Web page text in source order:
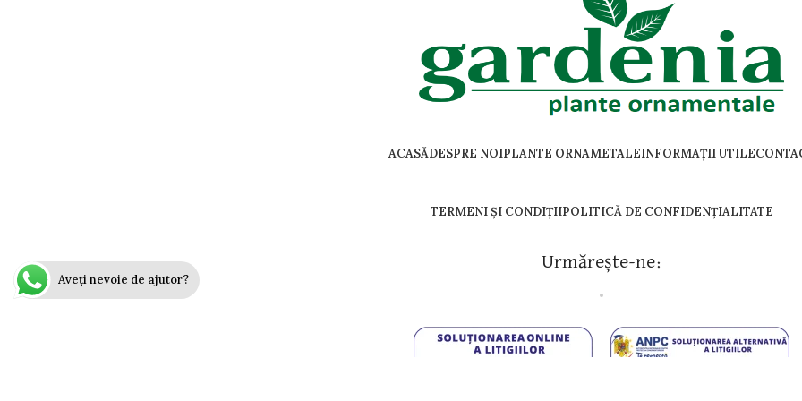
ACASĂDESPRE NOIPLANTE ORNAMETALEINFORMAȚII UTILE
TERMENI ȘI CONDIȚIIPOLITICĂ DE CONFIDENȚIALITATE
Urmărește-ne:
Copyright@2025 by Gardenia
Aveți nevoie de ajutor?